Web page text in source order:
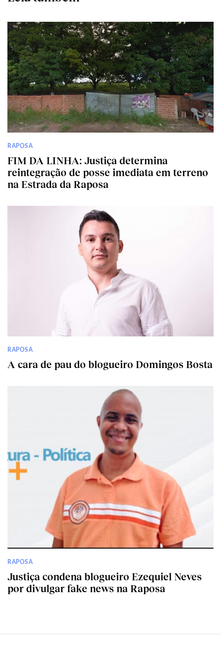
RAPOSA
FIM DA LINHA: Justiça determina
reintegração de posse imediata em terreno
na Estrada da Raposa
RAPOSA
A cara de pau do blogueiro Domingos Bosta
RAPOSA
Justiça condena blogueiro Ezequiel Neves
por divulgar fake news na Raposa